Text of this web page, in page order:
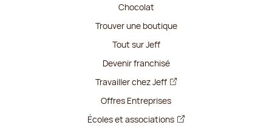
Chocolat
Trouver une boutique
Tout sur Jeff
Devenir franchisé
Travailler chez Jeff
Offres Entreprises
Écoles et associations